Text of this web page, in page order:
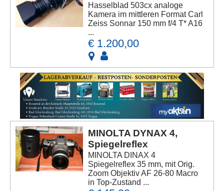
Hasselblad 503cx analoge
Kamera im mittleren Format Carl
Zeiss Sonnar 150 mm f/4 T* A16
...
€ 1.200,00
MINOLTA DYNAX 4,
Spiegelreflex
MINOLTA DINAX 4
Spiegelreflex 35 mm, mit Orig.
Zoom Objektiv AF 26-80 Macro
in Top-Zustand ...